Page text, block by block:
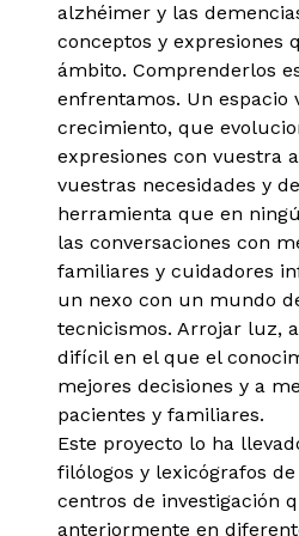
alzhéimer y las
conceptos y expresiones
ámbito. Comprenderlos
enfrentamos. Un espacio
crecimiento, que
expresiones con vuestra
vuestras necesidades y
herramienta que en
las conversaciones con
familiares y cuidadores
un nexo con un mundo
tecnicismos. Arrojar luz,
difícil en el que el
mejores decisiones y a
pacientes y familiares.
Este proyecto lo ha
filólogos y lexicógrafos
centros de investigación
anteriormente en